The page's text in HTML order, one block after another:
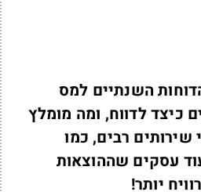
השנתיים למס
לדווח, ומה מומלץ
רבים, כמו
עסקים שההוצאות
יותר!